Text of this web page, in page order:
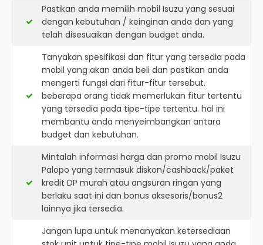
Pastikan anda memilih mobil Isuzu yang sesuai
dengan kebutuhan / keinginan anda dan yang
telah disesuaikan dengan budget anda.
Tanyakan spesifikasi dan fitur yang tersedia pada
mobil yang akan anda beli dan pastikan anda
mengerti fungsi dari fitur-fitur tersebut.
beberapa orang tidak memerlukan fitur tertentu
yang tersedia pada tipe-tipe tertentu. hal ini
membantu anda menyeimbangkan antara
budget dan kebutuhan.
Mintalah informasi harga dan promo mobil Isuzu
Palopo yang termasuk diskon/cashback/paket
kredit DP murah atau angsuran ringan yang
berlaku saat ini dan bonus aksesoris/bonus2
lainnya jika tersedia.
Jangan lupa untuk menanyakan ketersediaan